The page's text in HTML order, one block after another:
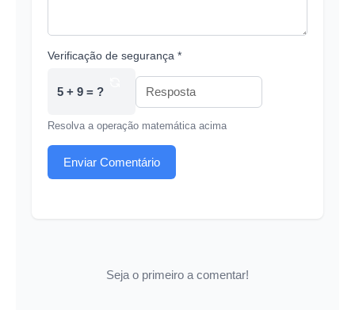
Verificação de segurança *
5 + 9 = ?
Resolva a operação matemática acima
Enviar Comentário
Seja o primeiro a comentar!